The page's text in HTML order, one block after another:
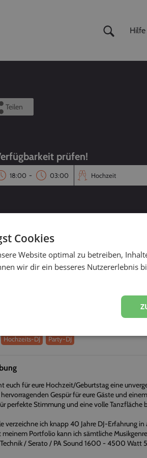
Hilfe
Teilen
prüfen!
-
Flexibel
einen persönlichen Eindruck vom Dienstleister
Hochzeits-DJ Party-DJ
euch für eure Hochzeit/Geburtstag eine
Gespür für eure Gäste und
perfekte Stimmung und eine volle Tanzfläche
verzeichne ich knapp 40 Jahre DJ-Erfahrung
meinem Portfolio kann ich sämtliche
/ Serato / PA Sound 1600 - 4500 Watt
Cookies
Website optimal zu betreiben,
wir dir ein besseres Nutzererlebnis